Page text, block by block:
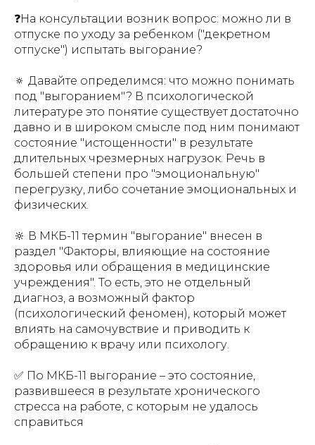
❓На консультации возник вопрос: можно ли в
отпуске по уходу за ребенком ("декретном
отпуске") испытать выгорание?
🔅 Давайте определимся: что можно понимать
под "выгоранием"? В психологической
литературе это понятие существует достаточно
давно и в широком смысле под ним понимают
состояние "истощенности" в результате
длительных чрезмерных нагрузок. Речь в
большей степени про "эмоциональную"
перегрузку, либо сочетание эмоциональных и
физических.
🔆 В МКБ-11 термин "выгорание" внесен в
раздел "Факторы, влияющие на состояние
здоровья или обращения в медицинские
учреждения". То есть, это не отдельный
диагноз, а возможный фактор
(психологический феномен), который может
влиять на самочувствие и приводить к
обращению к врачу или психологу.
✅ По МКБ-11 выгорание – это состояние,
развившееся в результате хронического
стресса на работе, с которым не удалось
справиться